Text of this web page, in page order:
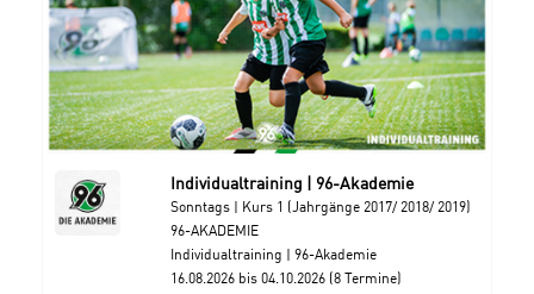
Individualtraining | 96-Akademie
Sonntags | Kurs 1 (Jahrgänge 2017/ 2018/ 2019)
96-AKADEMIE
Individualtraining | 96-Akademie
16.08.2026 bis 04.10.2026 (8 Termine)